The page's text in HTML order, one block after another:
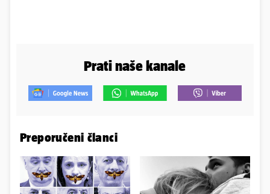
Prati naše kanale
Preporučeni članci